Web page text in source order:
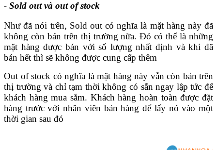
- Sold out và out of stock
Như đã nói trên, Sold out có nghĩa là mặt hàng này đã
không còn bán trên thị trường nữa. Đó có thể là những
mặt hàng được bán với số lượng nhất định và khi đã
bán hết thì sẽ không được cung cấp thêm
Out of stock có nghĩa là mặt hàng này vẫn còn bán trên
thị trường và chỉ tạm thời không có sẵn ngay lập tức để
khách hàng mua sắm. Khách hàng hoàn toàn được đặt
hàng trước với nhân viên bán hàng để lấy nó vào một
thời gian sau đó